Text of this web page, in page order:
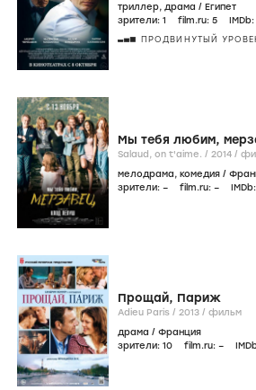
триллер, драма / Египет
зрители: 1 film.ru: 5 IMDb:
ПРОДВИНУТЫЙ
Мы тебя любим,
Salaud, on t'aime. / 2014 /
мелодрама, комедия /
зрители: – film.ru: – IMDb:
Прощай, Париж
Adieu Paris / 2013 / фильм
драма / Франция
зрители: 10 film.ru: –